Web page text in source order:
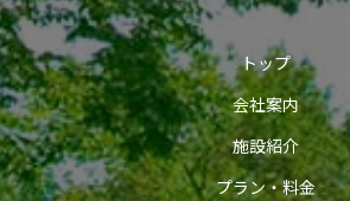
トップ
会社案内
施設紹介
プラン・料金